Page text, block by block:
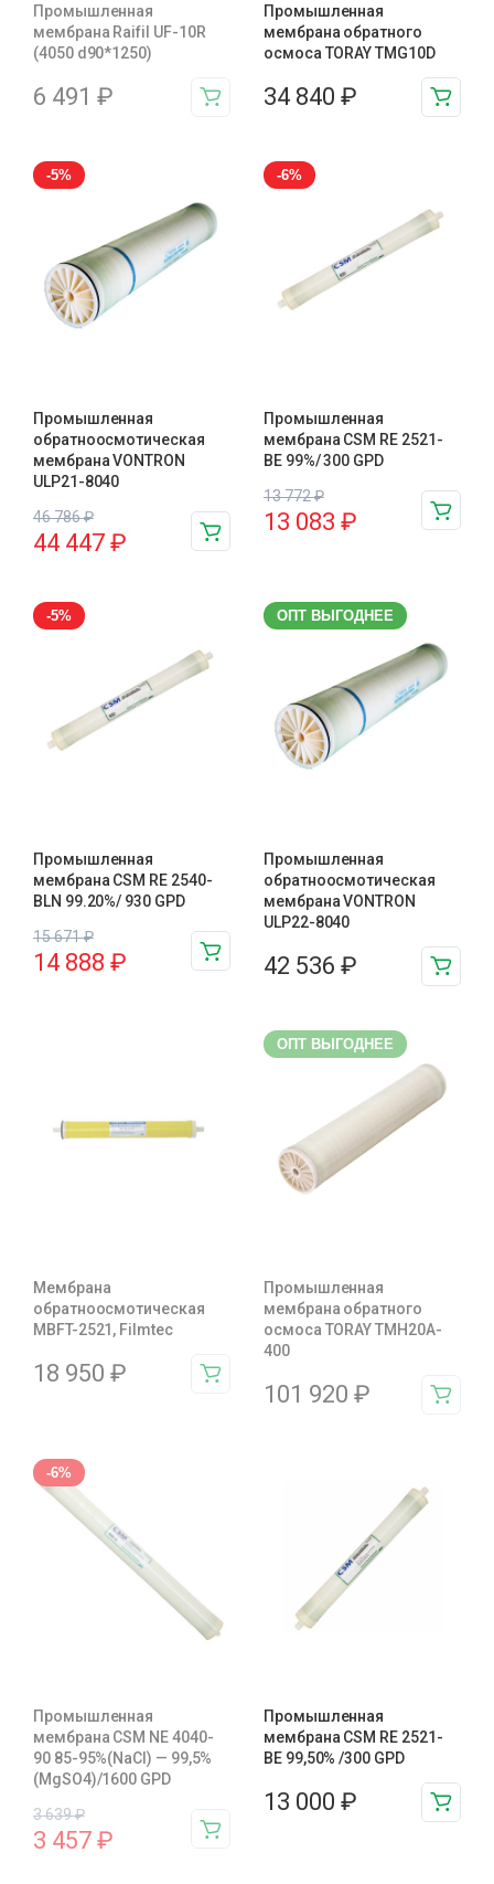
Промышленная
мембрана Raifil UF-10R
(4050 d90*1250)
6 491 ₽
Промышленная
мембрана обратного
осмоса TORAY TMG10D
34 840 ₽
-5%
Промышленная
обратноосмотическая
мембрана VONTRON
ULP21-8040
46 786₽
44 447 ₽
-6%
Промышленная
мембрана CSM RE 2521-
BE 99%/ 300 GPD
13 772₽
13 083 ₽
-5%
Промышленная
мембрана CSM RE 2540-
BLN 99.20%/ 930 GPD
15 671₽
14 888 ₽
ОПТ ВЫГОДНЕЕ
Промышленная
обратноосмотическая
мембрана VONTRON
ULP22-8040
42 536 ₽
Мембрана
обратноосмотическая
MBFT-2521, Filmtec
18 950 ₽
ОПТ ВЫГОДНЕЕ
Промышленная
мембрана обратного
осмоса TORAY TMH20A-
400
101 920 ₽
-6%
Промышленная
мембрана CSM NE 4040-
90 85-95%(NaCl) — 99,5%
(MgSO4)/1600 GPD
3 639₽
3 457 ₽
Промышленная
мембрана CSM RE 2521-
BE 99,50% /300 GPD
13 000 ₽